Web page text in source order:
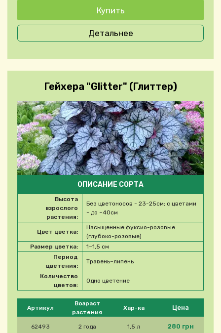
Детальнее
Гейхера "Glitter" (Глиттер)
Please select product
Артикул
Возраст
растения
Хар-ка Цена
62493 2 года 1,5 л 280 грн
ОПИСАНИЕ СОРТА
Высота
взрослого
растения:
Без цветоносов - 23-25см; с цветами
- до ~40см
Цвет цветка:
Насыщенные фуксио-розовые
(глубоко-розовые)
Размер цветка:
1–1,5 см
Период
цветения:
Травень–липень
Количество
цветов:
Одно цветение